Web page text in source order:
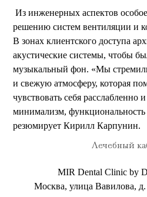
Из инженерных аспектов
решению систем вентиляции и
В зонах клиентского доступа
акустические системы, чтобы
музыкальный фон. «Мы
и свежую атмосферу, которая
чувствовать себя расслабленно
минимализм,
резюмирует Кирилл Карпунин.
Лечебный
MIR Dental Clinic by
Москва, улица Вавилова,